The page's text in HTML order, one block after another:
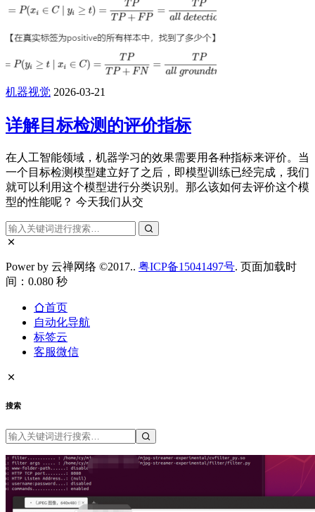
机器视觉 2026-03-21
详解目标检测的评价指标
在人工智能领域，机器学习的效果需要用各种指标来评价。当
一个目标检测模型建立好了之后，即模型训练已经完成，我们
就可以利用这个模型进行分类识别。那么该如何去评价这个模
型的性能呢？ 今天我们从交
Power by 云禅网络 ©2017.. 粤ICP备15041497号. 页面加载时
间：0.080 秒
首页
自动化导航
标签云
客服微信
搜索